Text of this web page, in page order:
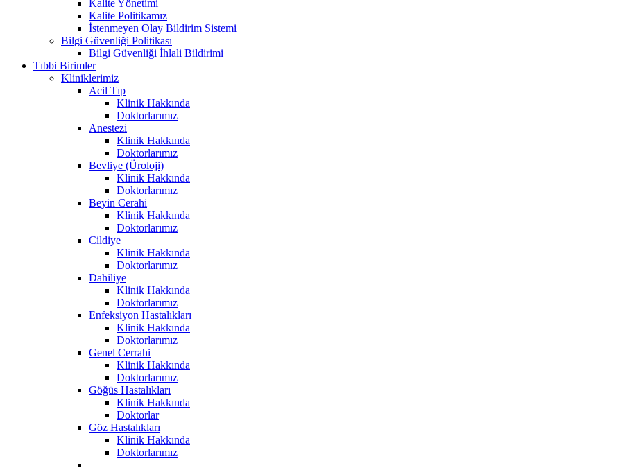
Kalite Yönetimi
Kalite Politikamız
İstenmeyen Olay Bildirim Sistemi
Bilgi Güvenliği Politikası
Bilgi Güvenliği İhlali Bildirimi
Tıbbi Birimler
Kliniklerimiz
Acil Tıp
Klinik Hakkında
Doktorlarımız
Anestezi
Klinik Hakkında
Doktorlarımız
Bevliye (Üroloji)
Klinik Hakkında
Doktorlarımız
Beyin Cerahi
Klinik Hakkında
Doktorlarımız
Cildiye
Klinik Hakkında
Doktorlarımız
Dahiliye
Klinik Hakkında
Doktorlarımız
Enfeksiyon Hastalıkları
Klinik Hakkında
Doktorlarımız
Genel Cerrahi
Klinik Hakkında
Doktorlarımız
Göğüs Hastalıkları
Klinik Hakkında
Doktorlar
Göz Hastalıkları
Klinik Hakkında
Doktorlarımız